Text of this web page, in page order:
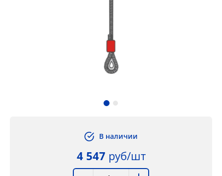
В наличии
4 547 руб/шт